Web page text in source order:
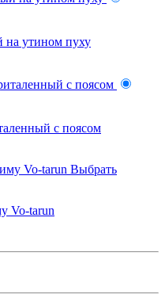
на утином пуху
с поясом
Выбрать
Vo-tarun